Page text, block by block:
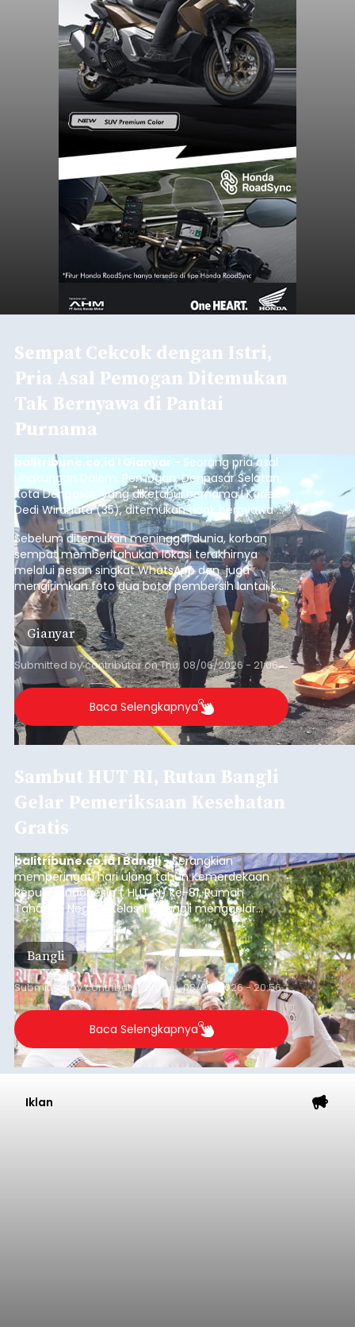
Sempat Cekcok dengan Istri,
Pria Asal Pemogan Ditemukan
Tak Bernyawa di Pantai
Purnama
balitribune.co.id I Gianyar - Seorang pria asal
Lingkungan Dalem, Pemogan, Denpasar Selatan,
Kota Denpasar, yang diketahui bernama I Kadek
Dedi Wiranata (35), ditemukan tidak bernyawa di
pesisir Pantai Purnama, Sukawati.
Sebelum ditemukan meninggal dunia, korban
sempat memberitahukan lokasi terakhirnya
melalui pesan singkat WhatsApp dan juga
mengirimkan foto dua botol pembersih lantai ke
istrinya.
Gianyar
Submitted bycontributoronThu, 08/06/2026 - 21:06
Baca Selengkapnya
Sambut HUT RI, Rutan Bangli
Gelar Pemeriksaan Kesehatan
Gratis
balitribune.co.id I Bangli -Serangkian
memperingati hari ulang tahun Kemerdekaan
Republik Indonesia ( HUT RI) ke-81, Rumah
Tahanan Negara Kelas II B Bangli menggelar
kegiatan pemeriksaan kesehatan gratis, Rabu
(6/8/2026).
Bangli
Submitted bycontributor Thu, 08/06/2026 - 20:56
Baca Selengkapnya
Iklan